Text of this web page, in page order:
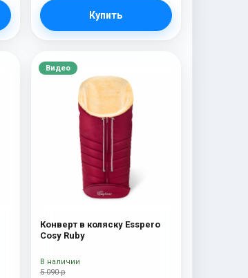
Купить
Видео
Конверт в коляску Esspero
Cosy Ruby
5 090 р
В наличии